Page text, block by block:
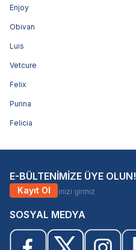
Enjoy
Obivan
Luis
Vetcure
Felix
Purina
Felicia
E-BÜLTENİMİZE ÜYE OLUN!
Kayıt Ol
SOSYAL MEDYA